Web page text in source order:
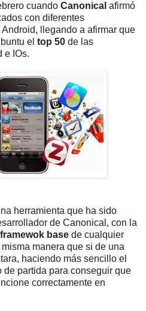
cuando Canonical afirmó
con diferentes
llegando a afirmar que
el top 50 de las
e IOs.
herramienta que ha sido
de Canonical, con la
base de cualquier
manera que si de una
haciendo más sencillo el
de partida para conseguir que
correctamente en